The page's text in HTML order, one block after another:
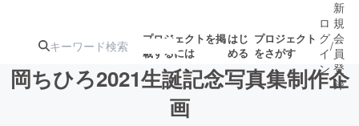
プロジェクトを掲
載するには
はじ
める
プロジェクト
をさがす
ロ
グ
イ
ン
/
新
規
会
員
登
録
岡ちひろ2021生誕記念写真集制作企
画